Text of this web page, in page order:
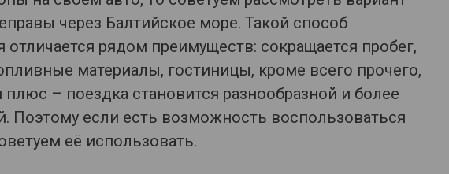
через Балтийское море. Такой способ
рядом преимуществ: сокращается пробег,
материалы, гостиницы, кроме всего прочего,
– поездка становится разнообразной и более
Поэтому если есть возможность воспользоваться
её использовать.